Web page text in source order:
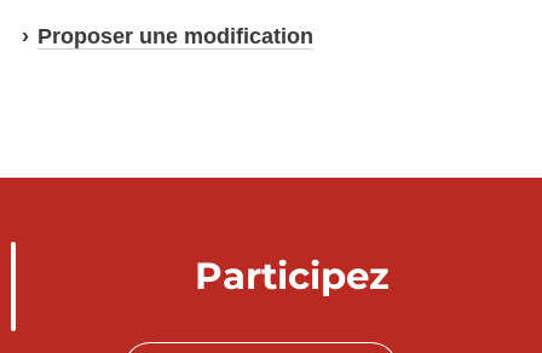
Proposer une modification
Participez